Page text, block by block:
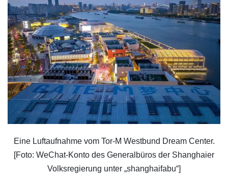
Eine Luftaufnahme vom Tor-M Westbund Dream Center.
[Foto: WeChat-Konto des Generalbüros der Shanghaier
Volksregierung unter „shanghaifabu“]